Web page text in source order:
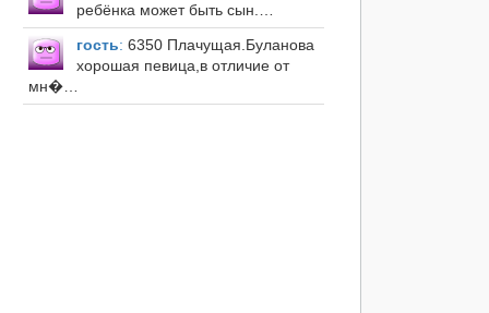
ребёнка может быть сын.…
гость: 6350 Плачущая.Буланова
хорошая певица,в отличие от
мн�…